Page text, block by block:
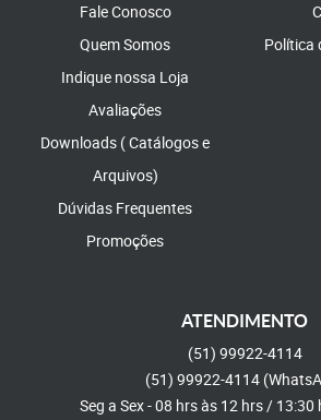
Fale Conosco
Quem Somos
Indique nossa Loja
Avaliações
Downloads ( Catálogos e
Arquivos)
Dúvidas Frequentes
Promoções
Política
ATENDIMENTO
(51) 99922-4114
(51) 99922-4114
Seg a Sex - 08 hrs às 12 hrs / 13:30